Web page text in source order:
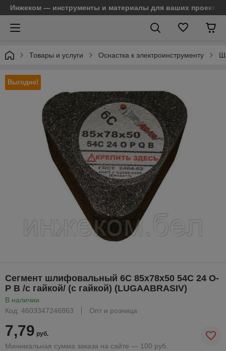
Инжеком — инструменты и материалы для ваших проектов
Товары и услуги Оснастка к электроинструменту
Выгодно!
Сегмент шлифовальный 6С 85х78х50 54С 24 О-
Р В /с гайкой/ (с гайкой) (LUGAABRASIV)
В наличии
Код: 4603347246863
Опт и розница
7,79 руб.
Минимальная сумма заказа на сайте — 100 руб.